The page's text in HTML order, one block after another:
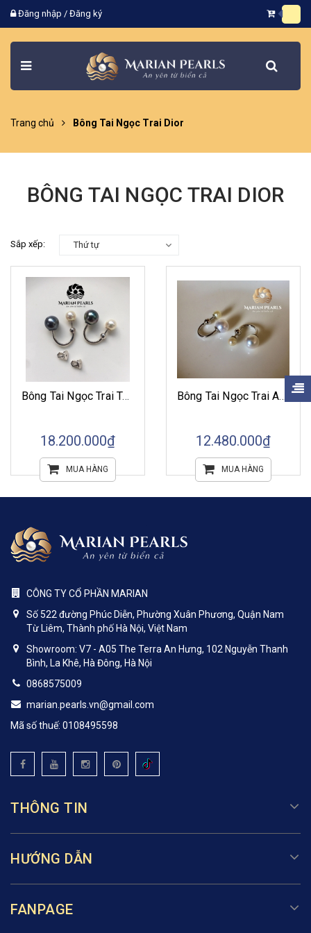
Đăng nhập / Đăng ký
Trang chủ Bông Tai Ngọc Trai Dior
BÔNG TAI NGỌC TRAI DIOR
Sắp xếp: Thứ tự
Bông Tai Ngọc Trai Tahiti Kiểu Dior
18.200.000₫
MUA HÀNG
Bông Tai Ngọc Trai Akoya Kiểu Dior
12.480.000₫
MUA HÀNG
CÔNG TY CỔ PHẦN MARIAN
Số 522 đường Phúc Diễn, Phường Xuân Phương, Quận Nam
Từ Liêm, Thành phố Hà Nội, Việt Nam
Showroom: V7 - A05 The Terra An Hưng, 102 Nguyễn Thanh
Bình, La Khê, Hà Đông, Hà Nội
0868575009
marian.pearls.vn@gmail.com
Mã số thuế: 0108495598
THÔNG TIN
HƯỚNG DẪN
FANPAGE